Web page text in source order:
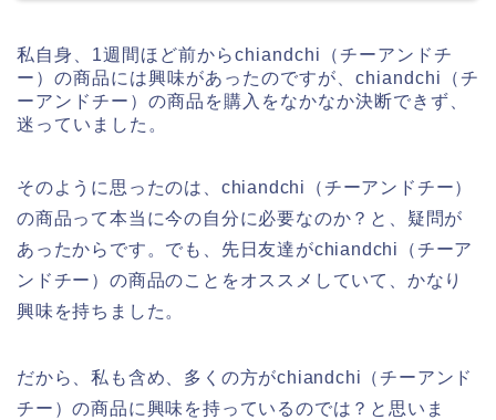
私自身、1週間ほど前からchiandchi（チーアンドチ
ー）の商品には興味があったのですが、chiandchi（チ
ーアンドチー）の商品を購入をなかなか決断できず、
迷っていました。
そのように思ったのは、chiandchi（チーアンドチー）
の商品って本当に今の自分に必要なのか？と、疑問が
あったからです。でも、先日友達がchiandchi（チーア
ンドチー）の商品のことをオススメしていて、かなり
興味を持ちました。
だから、私も含め、多くの方がchiandchi（チーアンド
チー）の商品に興味を持っているのでは？と思いま